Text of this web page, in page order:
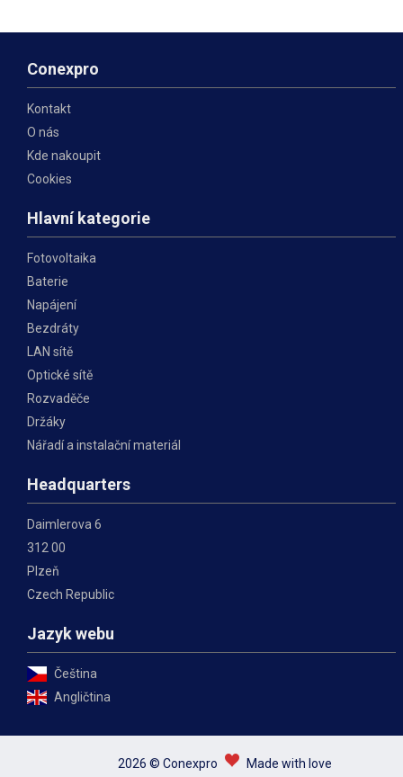
Conexpro
Kontakt
O nás
Kde nakoupit
Cookies
Hlavní kategorie
Fotovoltaika
Baterie
Napájení
Bezdráty
LAN sítě
Optické sítě
Rozvaděče
Držáky
Nářadí a instalační materiál
Headquarters
Daimlerova 6
312 00
Plzeň
Czech Republic
Jazyk webu
Čeština
Angličtina
2026 © Conexpro Made with love